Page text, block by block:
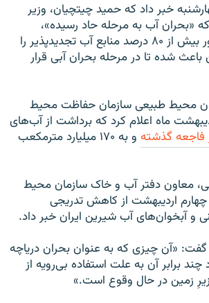
خبر داد که حمید چیتچیان، وزیر
که «بحران آب به مرحله حاد رسیده‌»،
تصریح کرد که «کشور بیش از ۸۰ درصد منابع آب تجدیدپذیر را
باعث شده تا در مرحله بحران آبی قرار
محیط طبیعی سازمان حفاظت محیط
نیز روز ۲۱ اردیبهشت ماه اعلام کرد که برداشت از آب‌های
فاجعه گذشته
و به ۱۷۰ میلیارد مترمکعب
معاون دفتر آب و خاک سازمان محیط
چهارم اردیبهشت از کاهش تدریجی
و آبخوان‌های آب شیرین ایران خبر داد.
گفت: «آن چیزی که به عنوان بحران دریاچه
برابر آن به‌ علت استفاده بی‌رویه از
زمین در حال وقوع است.»